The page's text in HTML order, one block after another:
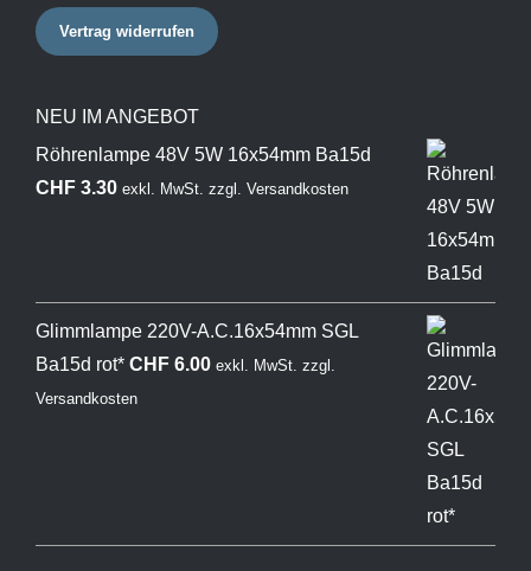
Vertrag widerrufen
NEU IM ANGEBOT
Röhrenlampe 48V 5W 16x54mm Ba15d
CHF3.30 exkl. MwSt. zzgl. Versandkosten
Glimmlampe 220V-A.C.16x54mm SGL
Ba15d rot* CHF6.00 exkl. MwSt. zzgl.
Versandkosten